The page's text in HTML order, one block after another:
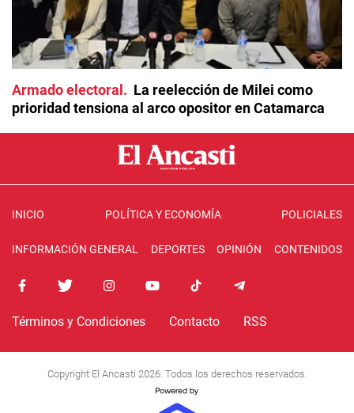
Armado electoral
La reelección de Milei como
prioridad tensiona al arco opositor en Catamarca
INICIO POLÍTICA Y ECONOMÍA POLICIALES
INFORMACIÓN GENERAL DEPORTES OPINIÓN CONTENIDOS
Términos y Condiciones Contacto RSS
Copyright El Ancasti 2026. Todos los derechos reservados.